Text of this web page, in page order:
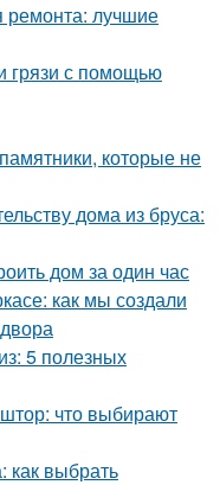
ремонта: лучшие
грязи с помощью
которые не
дома из бруса:
дом за один час
как мы создали
5 полезных
что выбирают
как выбрать